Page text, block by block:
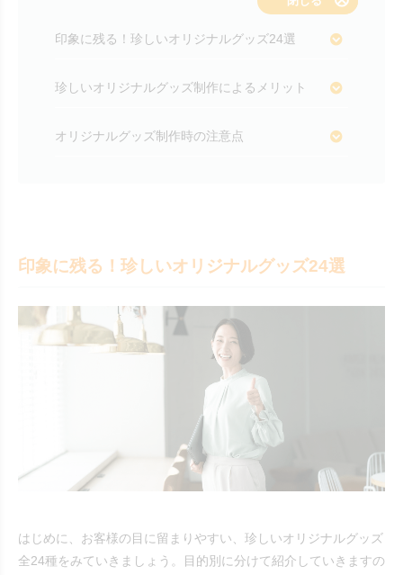
印象に残る！珍しいオリジナルグッズ24選
珍しいオリジナルグッズ制作によるメリット
オリジナルグッズ制作時の注意点
印象に残る！珍しいオリジナルグッズ24選
はじめに、お客様の目に留まりやすい、珍しいオリジナルグッズ
全24種をみていきましょう。目的別に分けて紹介していきますの